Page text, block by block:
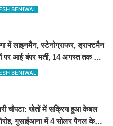
BENIWAL
में लाइनमैन, स्टेनोग्राफर, ड्राफ्टमैन
पर आई बंपर भर्ती, 14 अगस्त तक करें
BENIWAL
चौपटा: खेतों में सक्रिय हुआ केबल
गुसाईआना में 4 सोलर पैनल केबल